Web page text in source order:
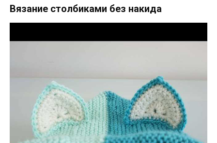
Вязание столбиками без накида